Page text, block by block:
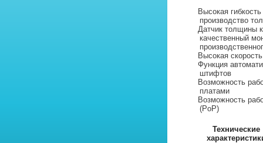
Высокая
производство
Датчик толщины
качественный
Высокая
Функция
штифтов
Возможность
платами
Возможность
(PoP)
Технические